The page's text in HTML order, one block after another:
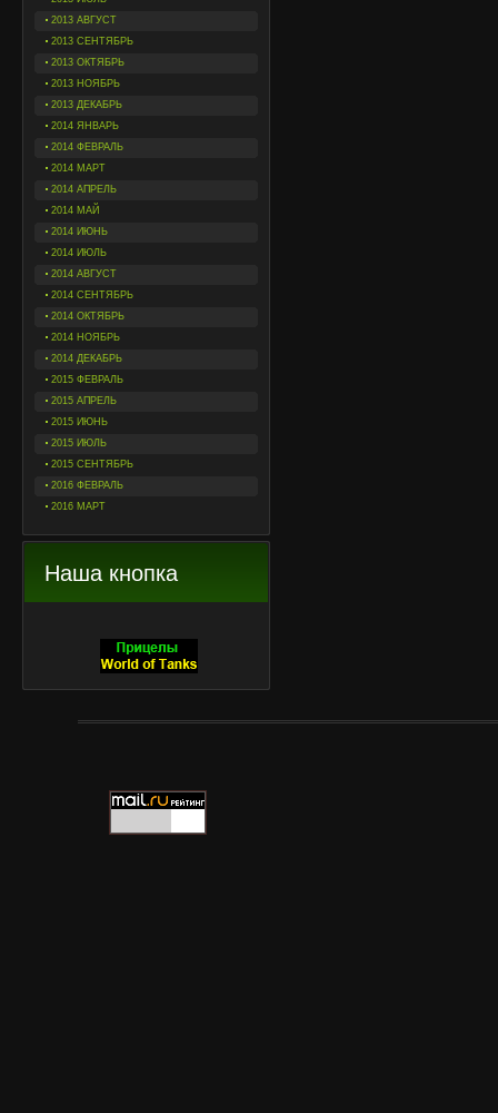
2013 АВГУСТ
2013 СЕНТЯБРЬ
2013 ОКТЯБРЬ
2013 НОЯБРЬ
2013 ДЕКАБРЬ
2014 ЯНВАРЬ
2014 ФЕВРАЛЬ
2014 МАРТ
2014 АПРЕЛЬ
2014 МАЙ
2014 ИЮНЬ
2014 ИЮЛЬ
2014 АВГУСТ
2014 СЕНТЯБРЬ
2014 ОКТЯБРЬ
2014 НОЯБРЬ
2014 ДЕКАБРЬ
2015 ФЕВРАЛЬ
2015 АПРЕЛЬ
2015 ИЮНЬ
2015 ИЮЛЬ
2015 СЕНТЯБРЬ
2016 ФЕВРАЛЬ
2016 МАРТ
Наша кнопка